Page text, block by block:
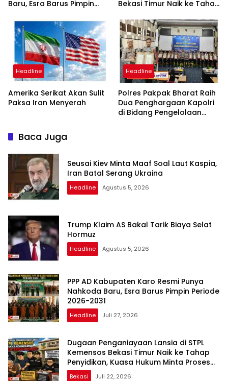
Baru, Esra Barus Pimpin
Bekasi Timur Naik ke Tahap
Minta Proses Transparan
dan Bebas Intervensi
Headline
Amerika Serikat Akan Sulit
Paksa Iran Menyerah
Headline
Polres Pakpak Bharat Raih
Dua Penghargaan Kapolri
di Bidang Pengelolaan
Baca Juga
Seusai Kiev Minta Maaf Soal Laut Kaspia,
Iran Batal Serang Ukraina
Headline Agustus 5, 2026
Trump Klaim AS Bakal Tarik Biaya Selat
Hormuz
Headline Agustus 5, 2026
PPP AD Kabupaten Karo Resmi Punya
Nahkoda Baru, Esra Barus Pimpin Periode
2026-2031
Headline Juli 27, 2026
Dugaan Penganiayaan Lansia di STPL
Kemensos Bekasi Timur Naik ke Tahap
Penyidikan, Kuasa Hukum Minta Proses
Transparan dan Bebas Intervensi
Bekasi Juli 22, 2026